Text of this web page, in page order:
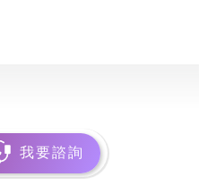
我要諮詢